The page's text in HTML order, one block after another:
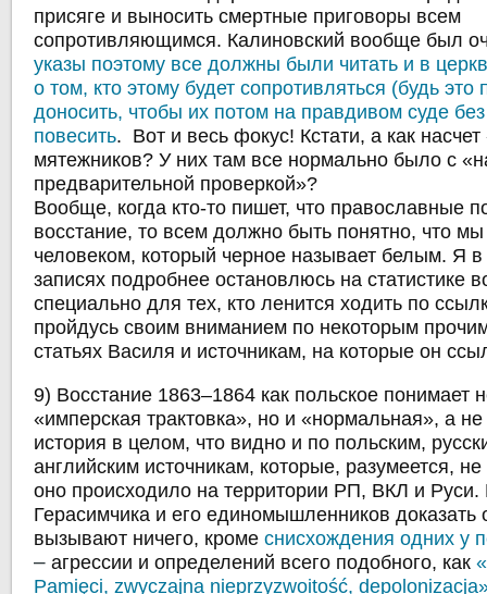
присяге и выносить смертные приговоры всем
сопротивляющимся. Калиновский вообще был
указы поэтому все должны были читать и в
о том, кто этому будет сопротивляться (будь это
доносить, чтобы их потом на правдивом суде
повесить. Вот и весь фокус! Кстати, а как насчет
мятежников? У них там все нормально было с
предварительной проверкой»?
Вообще, когда кто-то пишет, что православные
восстание, то всем должно быть понятно, что
человеком, который черное называет белым. Я
записях подробнее остановлюсь на статистике
специально для тех, кто ленится ходить по
пройдусь своим вниманием по некоторым
статьях Василя и источникам, на которые он
9) Восстание 1863–1864 как польское понимает
«имперская трактовка», но и «нормальная», а
история в целом, что видно и по польским,
английским источникам, которые, разумеется,
оно происходило на территории РП, ВКЛ и
Герасимчика и его единомышленников доказать
вызывают ничего, кромеснисхождения одних у
–агрессии и определений всего подобного, как
Pamięci, zwyczajna nieprzyzwoitość,